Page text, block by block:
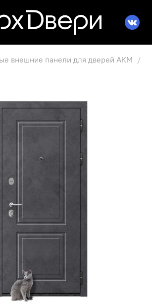
внешние панели для дверей АКМ